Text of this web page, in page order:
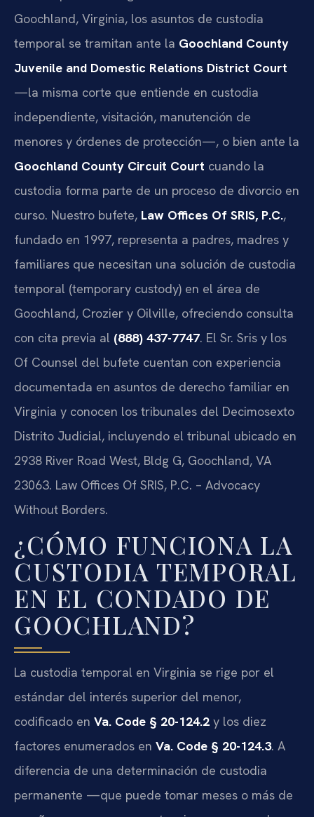
Goochland, Virginia, los asuntos de custodia
temporal se tramitan ante la Goochland County
Juvenile and Domestic Relations District Court
—la misma corte que entiende en custodia
independiente, visitación, manutención de
menores y órdenes de protección—, o bien ante la
Goochland County Circuit Court cuando la
custodia forma parte de un proceso de divorcio en
curso. Nuestro bufete, Law Offices Of SRIS, P.C.,
fundado en 1997, representa a padres, madres y
familiares que necesitan una solución de custodia
temporal (temporary custody) en el área de
Goochland, Crozier y Oilville, ofreciendo consulta
con cita previa al (888) 437-7747. El Sr. Sris y los
Of Counsel del bufete cuentan con experiencia
documentada en asuntos de derecho familiar en
Virginia y conocen los tribunales del Decimosexto
Distrito Judicial, incluyendo el tribunal ubicado en
2938 River Road West, Bldg G, Goochland, VA
23063. Law Offices Of SRIS, P.C. – Advocacy
Without Borders.
¿CÓMO FUNCIONA LA
CUSTODIA TEMPORAL
EN EL CONDADO DE
GOOCHLAND?
La custodia temporal en Virginia se rige por el
estándar del interés superior del menor,
codificado en Va. Code § 20-124.2 y los diez
factores enumerados en Va. Code § 20-124.3. A
diferencia de una determinación de custodia
permanente —que puede tomar meses o más de